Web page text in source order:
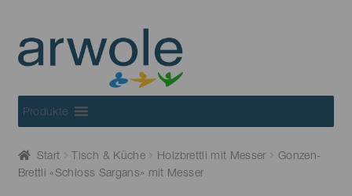
to
navigation
to
content
Produkte
Start Tisch & Küche Holzbrettli mit Messer
Gonzen-
Brettli «Schloss Sargans» mit Messer